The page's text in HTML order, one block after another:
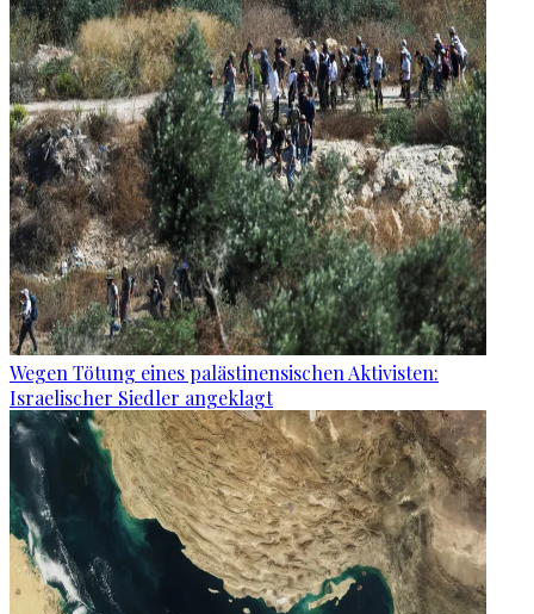
Wegen Tötung eines palästinensischen Aktivisten:
Israelischer Siedler angeklagt